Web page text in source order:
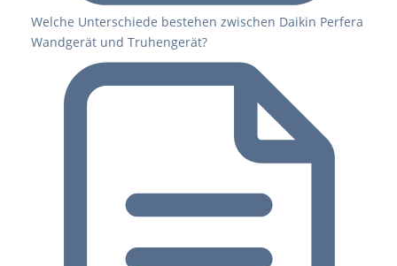
Welche Unterschiede bestehen zwischen Daikin Perfera
Wandgerät und Truhengerät?